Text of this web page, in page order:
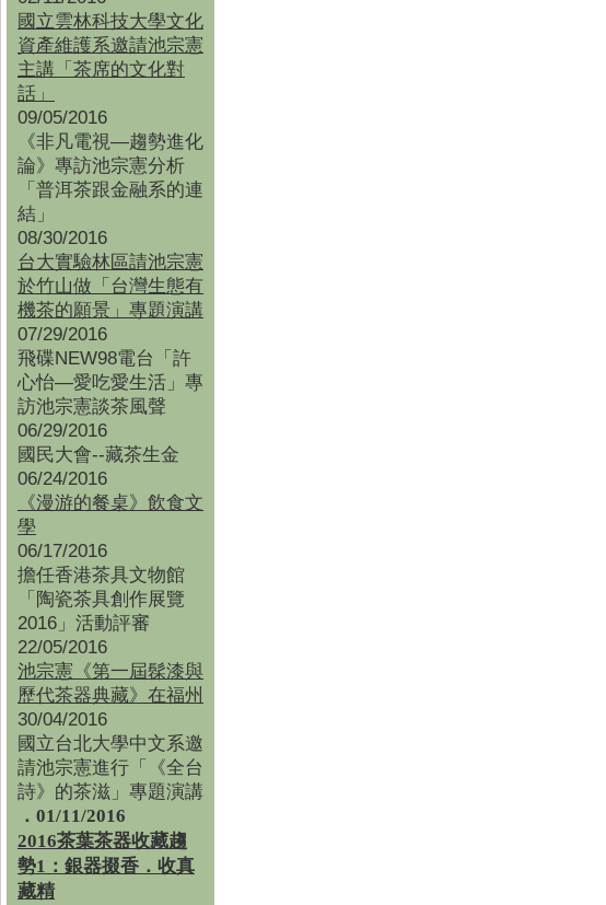
國立雲林科技大學文化
資產維護系邀請池宗憲
主講「茶席的文化對
話」
09/05/2016
《非凡電視—趨勢進化
論》專訪池宗憲分析
「普洱茶跟金融系的連
結」
08/30/2016
台大實驗林區請池宗憲
於竹山做「台灣生態有
機茶的願景」專題演講
07/29/2016
飛碟NEW98電台「許
心怡—愛吃愛生活」專
訪池宗憲談茶風聲
06/29/2016
國民大會--藏茶生金
06/24/2016
《漫游的餐桌》飲食文
學
06/17/2016
擔任香港茶具文物館
「陶瓷茶具創作展覽
2016」活動評審
22/05/2016
池宗憲《第一屆髹漆與
歷代茶器典藏》在福州
30/04/2016
國立台北大學中文系邀
請池宗憲進行「《全台
詩》的茶滋」專題演講
．01/11/2016
2016茶葉茶器收藏趨
勢1：銀器掇香．收真
藏精